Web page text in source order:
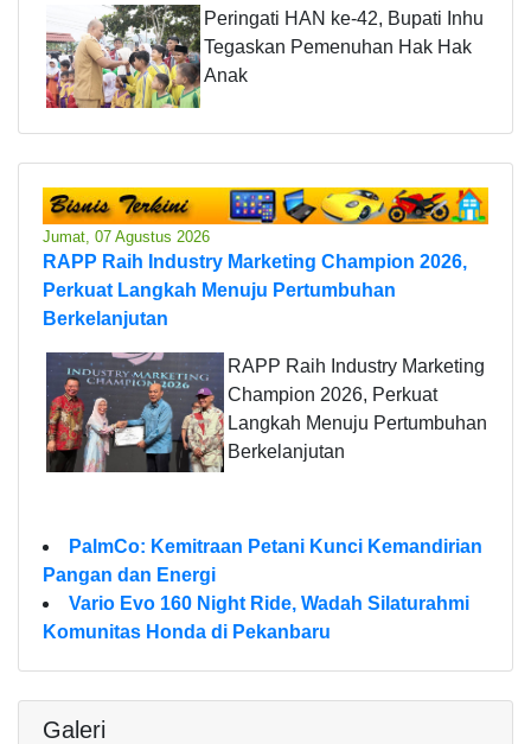
Peringati HAN ke-42, Bupati Inhu
Tegaskan Pemenuhan Hak Hak
Anak
Jumat, 07 Agustus 2026
RAPP Raih Industry Marketing Champion 2026,
Perkuat Langkah Menuju Pertumbuhan
Berkelanjutan
RAPP Raih Industry Marketing
Champion 2026, Perkuat
Langkah Menuju Pertumbuhan
Berkelanjutan
PalmCo: Kemitraan Petani Kunci Kemandirian
Pangan dan Energi
Vario Evo 160 Night Ride, Wadah Silaturahmi
Komunitas Honda di Pekanbaru
Galeri